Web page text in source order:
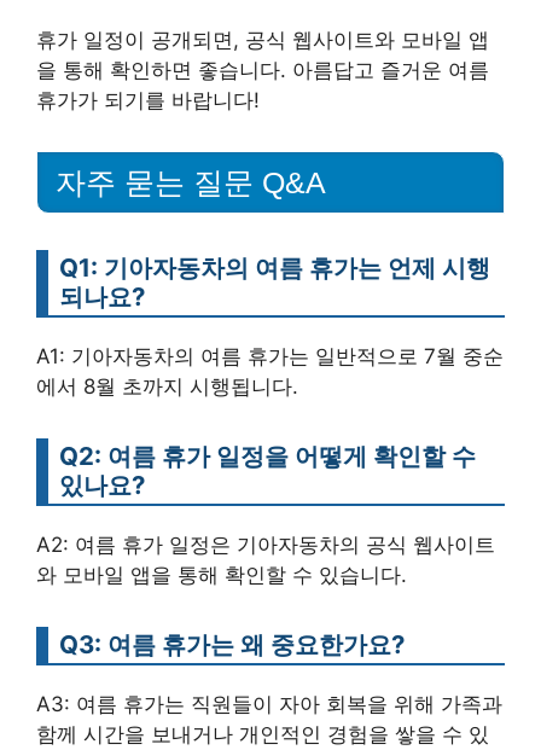
휴가 일정이 공개되면, 공식 웹사이트와 모바일 앱
을 통해 확인하면 좋습니다. 아름답고 즐거운 여름
휴가가 되기를 바랍니다!
자주 묻는 질문 Q&A
Q1: 기아자동차의 여름 휴가는 언제 시행
되나요?
A1: 기아자동차의 여름 휴가는 일반적으로 7월 중순
에서 8월 초까지 시행됩니다.
Q2: 여름 휴가 일정을 어떻게 확인할 수
있나요?
A2: 여름 휴가 일정은 기아자동차의 공식 웹사이트
와 모바일 앱을 통해 확인할 수 있습니다.
Q3: 여름 휴가는 왜 중요한가요?
A3: 여름 휴가는 직원들이 자아 회복을 위해 가족과
함께 시간을 보내거나 개인적인 경험을 쌓을 수 있